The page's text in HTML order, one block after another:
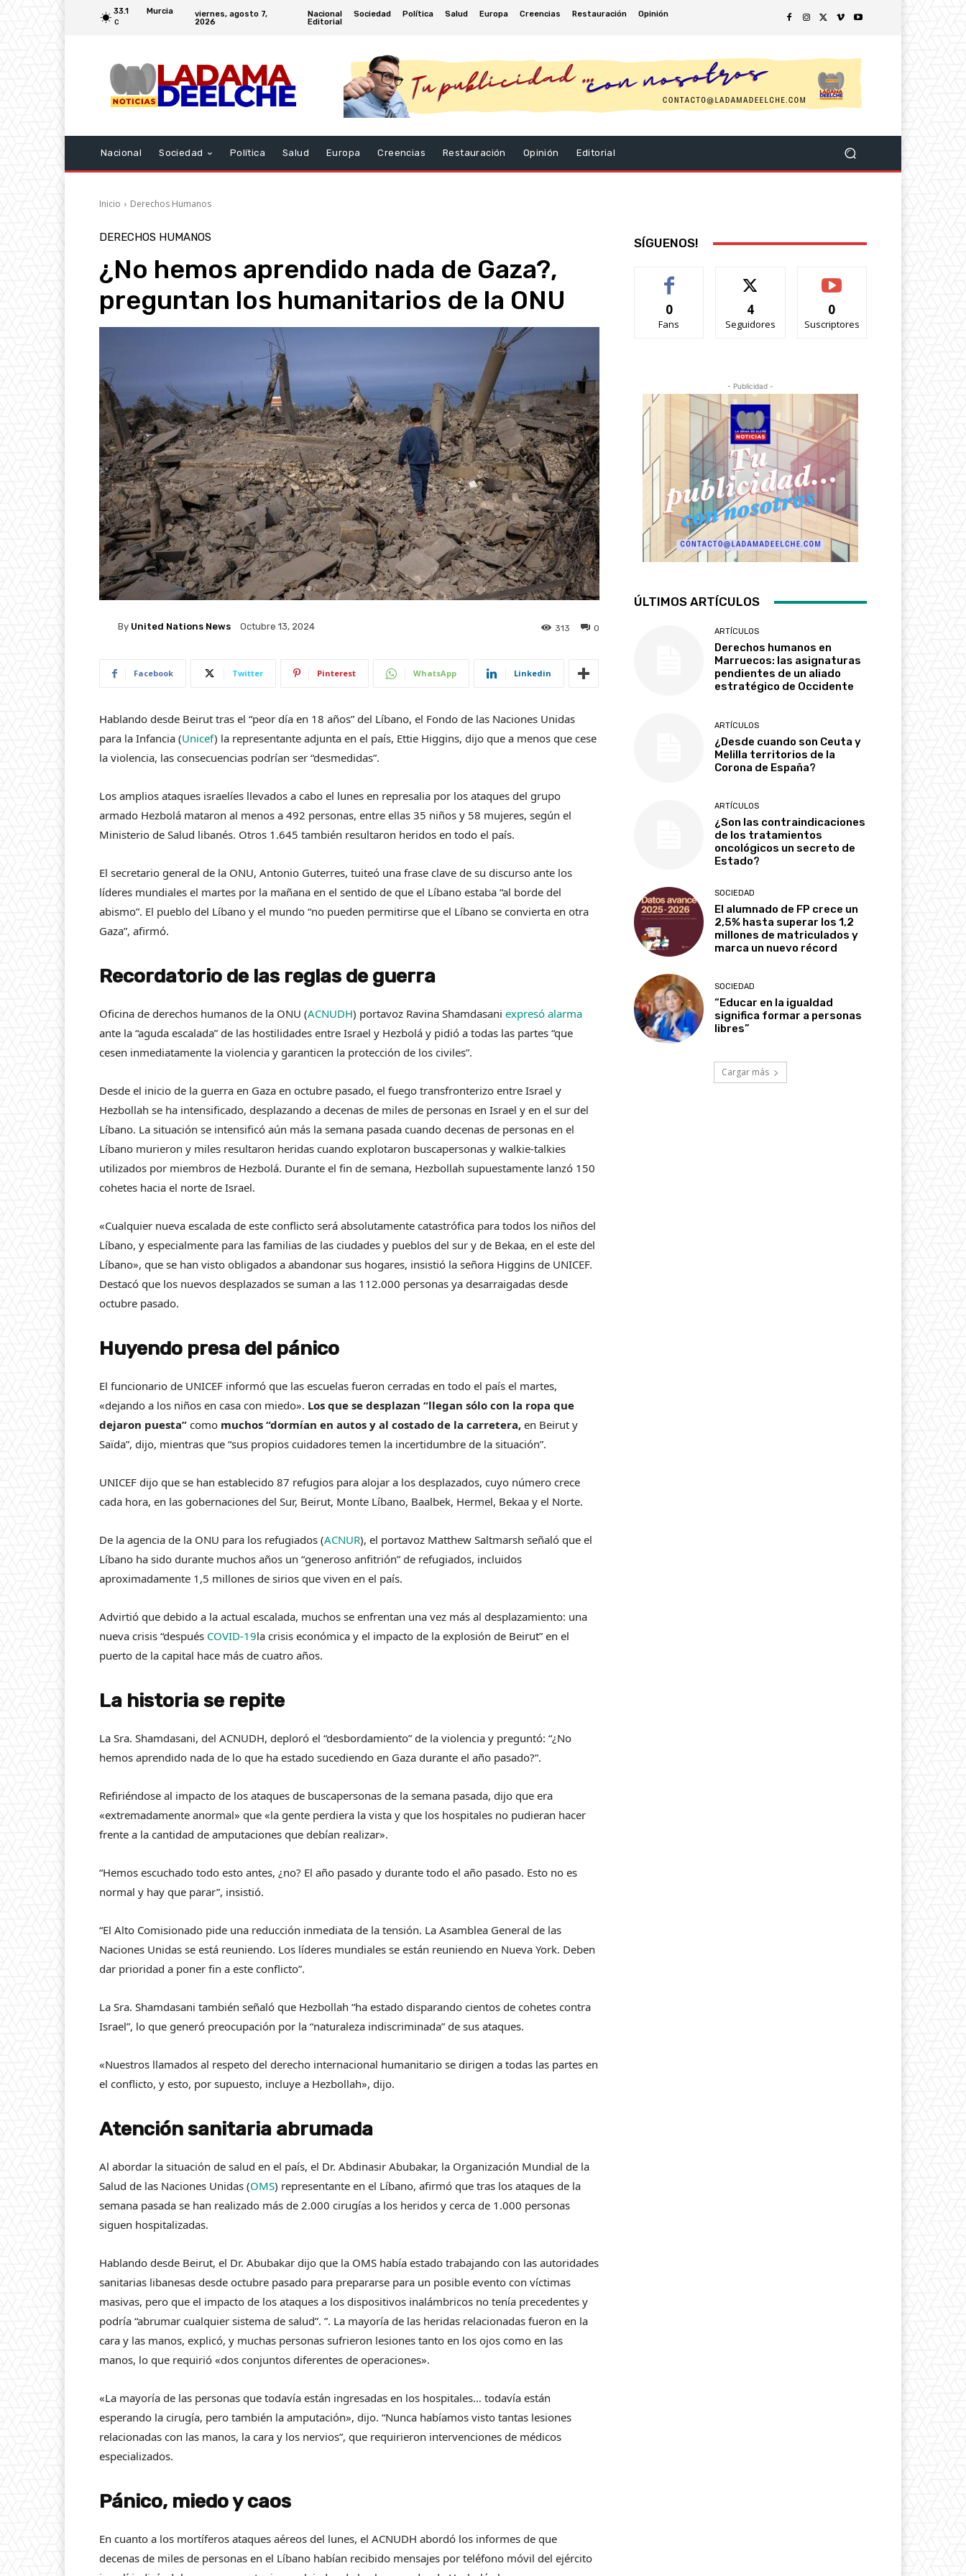
33.1
C
Murcia
viernes, agosto 7,
2026
Nacional Sociedad Política Salud Europa Creencias Restauración
Opinión
Editorial
Nacional Sociedad Política Salud Europa Creencias Restauración Opinión Editorial
Inicio Derechos Humanos
DERECHOS HUMANOS
¿No hemos aprendido nada de Gaza?,
preguntan los humanitarios de la ONU
By United Nations News Octubre 13, 2024 0
313
Facebook Twitter Pinterest WhatsApp Linkedin
Hablando desde Beirut tras el “peor día en 18 años” del Líbano, el Fondo de las Naciones Unidas
para la Infancia (Unicef) la representante adjunta en el país, Ettie Higgins, dijo que a menos que cese
la violencia, las consecuencias podrían ser “desmedidas”.
Los amplios ataques israelíes llevados a cabo el lunes en represalia por los ataques del grupo
armado Hezbolá mataron al menos a 492 personas, entre ellas 35 niños y 58 mujeres, según el
Ministerio de Salud libanés. Otros 1.645 también resultaron heridos en todo el país.
El secretario general de la ONU, Antonio Guterres, tuiteó una frase clave de su discurso ante los
líderes mundiales el martes por la mañana en el sentido de que el Líbano estaba “al borde del
abismo”. El pueblo del Líbano y el mundo “no pueden permitirse que el Líbano se convierta en otra
Gaza”, afirmó.
Recordatorio de las reglas de guerra
Oficina de derechos humanos de la ONU (ACNUDH) portavoz Ravina Shamdasani expresó alarma
ante la “aguda escalada” de las hostilidades entre Israel y Hezbolá y pidió a todas las partes “que
cesen inmediatamente la violencia y garanticen la protección de los civiles”.
Desde el inicio de la guerra en Gaza en octubre pasado, el fuego transfronterizo entre Israel y
Hezbollah se ha intensificado, desplazando a decenas de miles de personas en Israel y en el sur del
Líbano. La situación se intensificó aún más la semana pasada cuando decenas de personas en el
Líbano murieron y miles resultaron heridas cuando explotaron buscapersonas y walkie-talkies
utilizados por miembros de Hezbolá. Durante el fin de semana, Hezbollah supuestamente lanzó 150
cohetes hacia el norte de Israel.
«Cualquier nueva escalada de este conflicto será absolutamente catastrófica para todos los niños del
Líbano, y especialmente para las familias de las ciudades y pueblos del sur y de Bekaa, en el este del
Líbano», que se han visto obligados a abandonar sus hogares, insistió la señora Higgins de UNICEF.
Destacó que los nuevos desplazados se suman a las 112.000 personas ya desarraigadas desde
octubre pasado.
Huyendo presa del pánico
El funcionario de UNICEF informó que las escuelas fueron cerradas en todo el país el martes,
«dejando a los niños en casa con miedo». Los que se desplazan “llegan sólo con la ropa que
dejaron puesta” como muchos “dormían en autos y al costado de la carretera, en Beirut y
Saïda”, dijo, mientras que “sus propios cuidadores temen la incertidumbre de la situación”.
UNICEF dijo que se han establecido 87 refugios para alojar a los desplazados, cuyo número crece
cada hora, en las gobernaciones del Sur, Beirut, Monte Líbano, Baalbek, Hermel, Bekaa y el Norte.
De la agencia de la ONU para los refugiados (ACNUR), el portavoz Matthew Saltmarsh señaló que el
Líbano ha sido durante muchos años un “generoso anfitrión” de refugiados, incluidos
aproximadamente 1,5 millones de sirios que viven en el país.
Advirtió que debido a la actual escalada, muchos se enfrentan una vez más al desplazamiento: una
nueva crisis “después COVID-19la crisis económica y el impacto de la explosión de Beirut” en el
puerto de la capital hace más de cuatro años.
La historia se repite
La Sra. Shamdasani, del ACNUDH, deploró el “desbordamiento” de la violencia y preguntó: “¿No
hemos aprendido nada de lo que ha estado sucediendo en Gaza durante el año pasado?”.
Refiriéndose al impacto de los ataques de buscapersonas de la semana pasada, dijo que era
«extremadamente anormal» que «la gente perdiera la vista y que los hospitales no pudieran hacer
frente a la cantidad de amputaciones que debían realizar».
“Hemos escuchado todo esto antes, ¿no? El año pasado y durante todo el año pasado. Esto no es
normal y hay que parar”, insistió.
“El Alto Comisionado pide una reducción inmediata de la tensión. La Asamblea General de las
Naciones Unidas se está reuniendo. Los líderes mundiales se están reuniendo en Nueva York. Deben
dar prioridad a poner fin a este conflicto”.
La Sra. Shamdasani también señaló que Hezbollah “ha estado disparando cientos de cohetes contra
Israel”, lo que generó preocupación por la “naturaleza indiscriminada” de sus ataques.
«Nuestros llamados al respeto del derecho internacional humanitario se dirigen a todas las partes en
el conflicto, y esto, por supuesto, incluye a Hezbollah», dijo.
Atención sanitaria abrumada
Al abordar la situación de salud en el país, el Dr. Abdinasir Abubakar, la Organización Mundial de la
Salud de las Naciones Unidas (OMS) representante en el Líbano, afirmó que tras los ataques de la
semana pasada se han realizado más de 2.000 cirugías a los heridos y cerca de 1.000 personas
siguen hospitalizadas.
Hablando desde Beirut, el Dr. Abubakar dijo que la OMS había estado trabajando con las autoridades
sanitarias libanesas desde octubre pasado para prepararse para un posible evento con víctimas
masivas, pero que el impacto de los ataques a los dispositivos inalámbricos no tenía precedentes y
podría “abrumar cualquier sistema de salud”. ”. La mayoría de las heridas relacionadas fueron en la
cara y las manos, explicó, y muchas personas sufrieron lesiones tanto en los ojos como en las
manos, lo que requirió «dos conjuntos diferentes de operaciones».
«La mayoría de las personas que todavía están ingresadas en los hospitales… todavía están
esperando la cirugía, pero también la amputación», dijo. “Nunca habíamos visto tantas lesiones
relacionadas con las manos, la cara y los nervios”, que requirieron intervenciones de médicos
especializados.
Pánico, miedo y caos
En cuanto a los mortíferos ataques aéreos del lunes, el ACNUDH abordó los informes de que
decenas de miles de personas en el Líbano habían recibido mensajes por teléfono móvil del ejército
SÍGUENOS!
0
Fans
4
Seguidores
0
Suscriptores
- Publicidad -
ÚLTIMOS ARTÍCULOS
ARTÍCULOS
Derechos humanos en
Marruecos: las asignaturas
pendientes de un aliado
estratégico de Occidente
ARTÍCULOS
¿Desde cuando son Ceuta y
Melilla territorios de la
Corona de España?
ARTÍCULOS
¿Son las contraindicaciones
de los tratamientos
oncológicos un secreto de
Estado?
SOCIEDAD
El alumnado de FP crece un
2,5% hasta superar los 1,2
millones de matriculados y
marca un nuevo récord
SOCIEDAD
“Educar en la igualdad
significa formar a personas
libres”
Cargar más